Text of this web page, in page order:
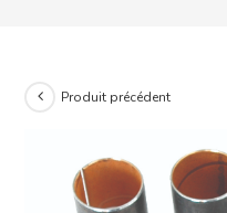
Produit précédent